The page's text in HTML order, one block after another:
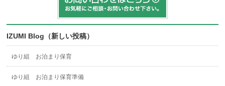
IZUMI Blog（新しい投稿）
ゆり組 お泊まり保育
ゆり組 お泊まり保育準備